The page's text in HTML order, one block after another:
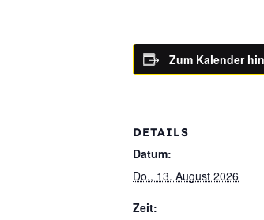
Zum Kalender
DETAILS
Datum:
Do., 13. August 2026
Zeit: